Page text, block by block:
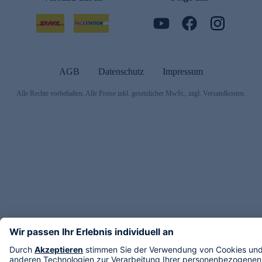
AGB Datenschutz Impressum
Alle Rechte vorbehalten. Alle Preise inkl. gesetzlicher MwSt., zzgl. Versandkosten.